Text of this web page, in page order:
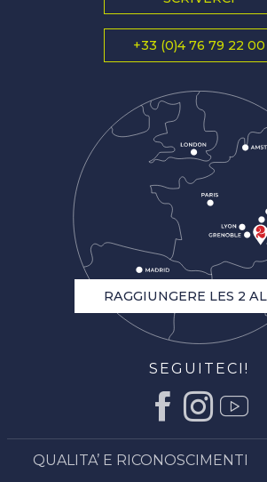
+33 (0)4 76 79 22 00
RAGGIUNGERE LES 2
SEGUITECI!
QUALITA’ E RICONOSCIMENTI